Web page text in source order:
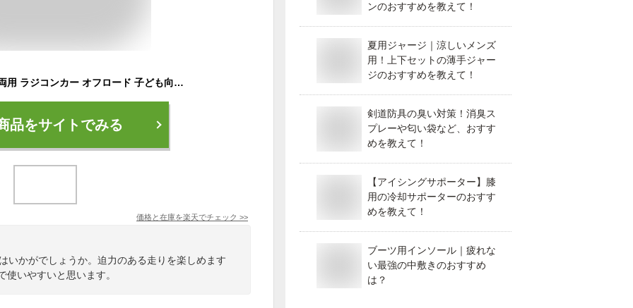
Carox ラジコン 水陸両用 ラジコンカー オフロード 子ども向け RCカー 車おもちゃ 360度回転 操作時間50分 充電式バッテリー 2.4GHz 男の子 子供 小学生 中学生 4歳 6歳 8歳 10歳 誕生日 プレゼント クリスマス 子どもの日 贈り物 日本語取説 OX21
品をサイトでみる
価格と在庫を楽天でチェック >>
いかがでしょうか。迫力のある走りを楽しめます
いやすいと思います。
ンのおすすめを教えて！
夏用ジャージ｜涼しいメンズ
用！上下セットの薄手ジャー
ジのおすすめを教えて！
剣道防具の臭い対策！消臭ス
プレーや匂い袋など、おすす
めを教えて！
【アイシングサポーター】膝
用の冷却サポーターのおすす
めを教えて！
ブーツ用インソール｜疲れな
い最強の中敷きのおすすめ
は？